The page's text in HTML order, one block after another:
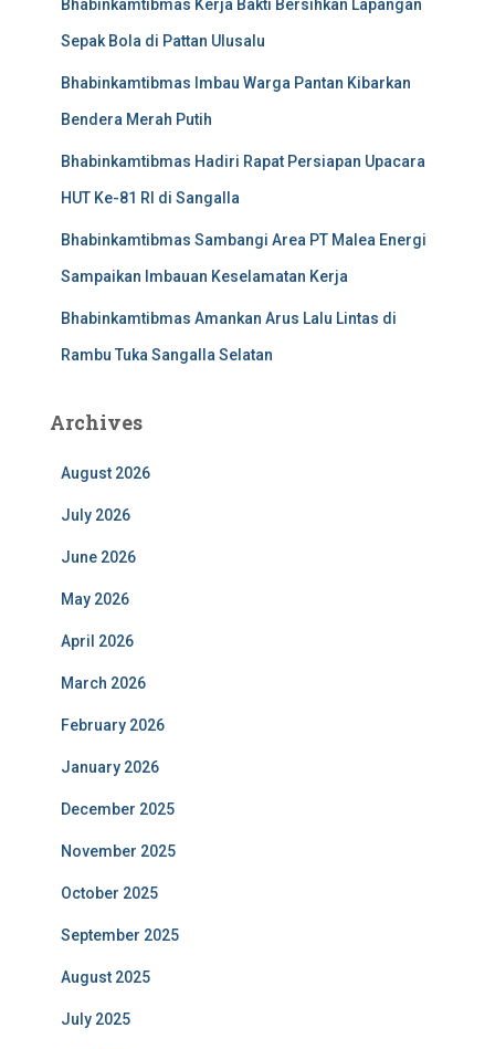
Bhabinkamtibmas Kerja Bakti Bersihkan Lapangan
Sepak Bola di Pattan Ulusalu
Bhabinkamtibmas Imbau Warga Pantan Kibarkan
Bendera Merah Putih
Bhabinkamtibmas Hadiri Rapat Persiapan Upacara
HUT Ke-81 RI di Sangalla
Bhabinkamtibmas Sambangi Area PT Malea Energi
Sampaikan Imbauan Keselamatan Kerja
Bhabinkamtibmas Amankan Arus Lalu Lintas di
Rambu Tuka Sangalla Selatan
Archives
August 2026
July 2026
June 2026
May 2026
April 2026
March 2026
February 2026
January 2026
December 2025
November 2025
October 2025
September 2025
August 2025
July 2025